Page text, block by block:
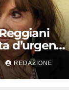
d’urgenza
in
come sta
Lady Gucci
REDAZIONE